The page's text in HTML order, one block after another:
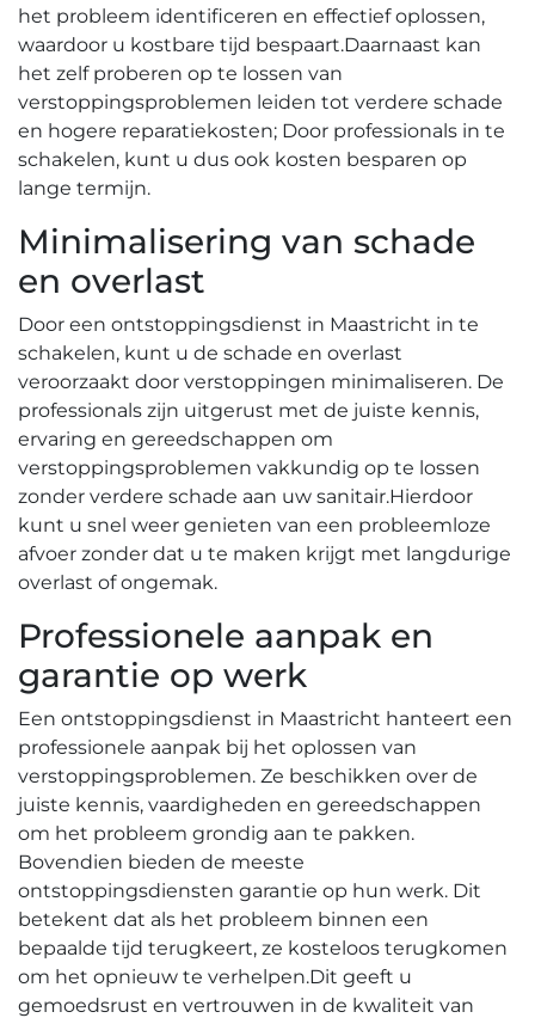
het probleem identificeren en effectief oplossen,
waardoor u kostbare tijd bespaart.​ Daarnaast kan
het zelf proberen op te lossen van
verstoppingsproblemen leiden tot verdere schade
en hogere reparatiekosten; Door professionals in te
schakelen, kunt u dus ook kosten besparen op
lange termijn.​
Minimalisering van schade
en overlast
Door een ontstoppingsdienst in Maastricht in te
schakelen, kunt u de schade en overlast
veroorzaakt door verstoppingen minimaliseren. De
professionals zijn uitgerust met de juiste kennis,
ervaring en gereedschappen om
verstoppingsproblemen vakkundig op te lossen
zonder verdere schade aan uw sanitair.​ Hierdoor
kunt u snel weer genieten van een probleemloze
afvoer zonder dat u te maken krijgt met langdurige
overlast of ongemak.​
Professionele aanpak en
garantie op werk
Een ontstoppingsdienst in Maastricht hanteert een
professionele aanpak bij het oplossen van
verstoppingsproblemen.​ Ze beschikken over de
juiste kennis, vaardigheden en gereedschappen
om het probleem grondig aan te pakken.​
Bovendien bieden de meeste
ontstoppingsdiensten garantie op hun werk.​ Dit
betekent dat als het probleem binnen een
bepaalde tijd terugkeert, ze kosteloos terugkomen
om het opnieuw te verhelpen.​ Dit geeft u
gemoedsrust en vertrouwen in de kwaliteit van